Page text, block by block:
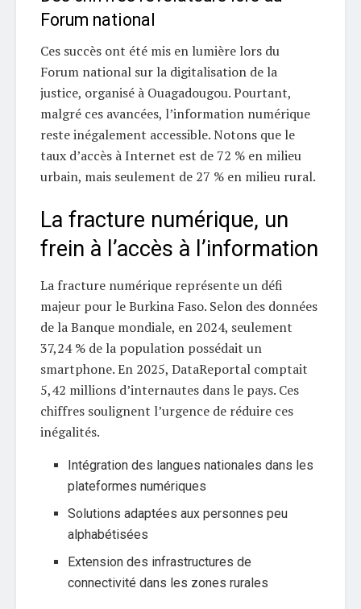
Forum national
Ces succès ont été mis en lumière lors du
Forum national sur la digitalisation de la
justice, organisé à Ouagadougou. Pourtant,
malgré ces avancées, l’information numérique
reste inégalement accessible. Notons que le
taux d’accès à Internet est de 72 % en milieu
urbain, mais seulement de 27 % en milieu rural.
La fracture numérique, un
frein à l’accès à l’information
La fracture numérique représente un défi
majeur pour le Burkina Faso. Selon des données
de la Banque mondiale, en 2024, seulement
37,24 % de la population possédait un
smartphone. En 2025, DataReportal comptait
5,42 millions d’internautes dans le pays. Ces
chiffres soulignent l’urgence de réduire ces
inégalités.
Intégration des langues nationales dans les
plateformes numériques
Solutions adaptées aux personnes peu
alphabétisées
Extension des infrastructures de
connectivité dans les zones rurales